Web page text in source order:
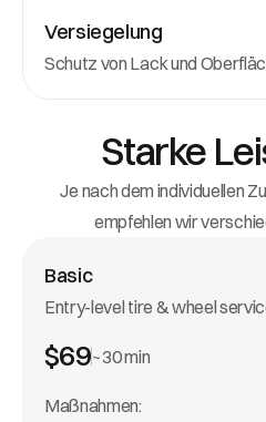
Versiegelung
Schutz von Lack und
Starke
Je nach dem individuellen
empfehlen wir
Basic
Entry-level tire & wheel
$69~30 min
Maßnahmen: